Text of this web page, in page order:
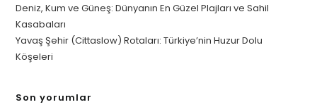
Deniz, Kum ve Güneş: Dünyanın En Güzel Plajları ve Sahil
Kasabaları
Yavaş Şehir (Cittaslow) Rotaları: Türkiye’nin Huzur Dolu
Köşeleri
Son yorumlar